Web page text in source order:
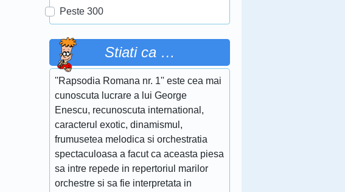
Peste 300
Stiati ca …
''Rapsodia Romana nr. 1'' este cea mai
cunoscuta lucrare a lui George
Enescu, recunoscuta international,
caracterul exotic, dinamismul,
frumusetea melodica si orchestratia
spectaculoasa a facut ca aceasta piesa
sa intre repede in repertoriul marilor
orchestre si sa fie interpretata in